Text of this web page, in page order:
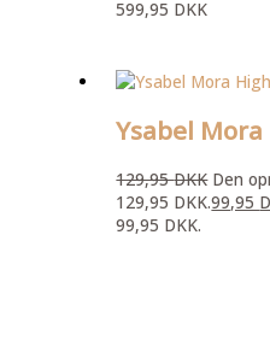
599,95 DKK
Ysabel
129,95DKK Den
129,95 DKK.99,95
99,95 DKK.